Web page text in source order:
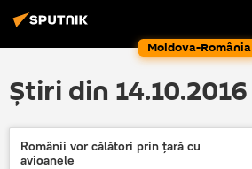
Moldova-România
Știri din 14.10.2016
Românii vor călători prin ţară cu
avioanele